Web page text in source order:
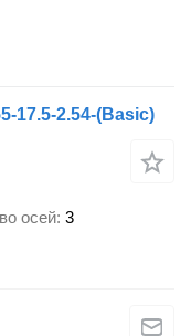
17.5-2.54-(Basic)
осей 3